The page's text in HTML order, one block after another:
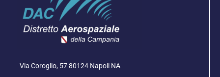
Via Coroglio, 57 80124 Napoli NA